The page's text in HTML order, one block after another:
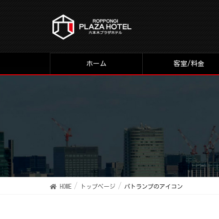
ホーム 客室/料金
HOME トップページ パトランプのアイコン